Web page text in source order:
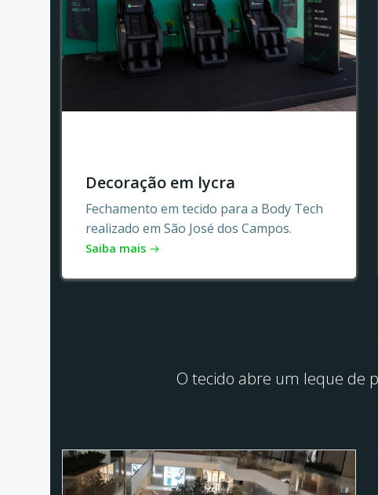
Decoração em lycra
Fechamento em tecido para a Body Tech
realizado em São José dos Campos.
Saiba mais
O tecido abre um leque de